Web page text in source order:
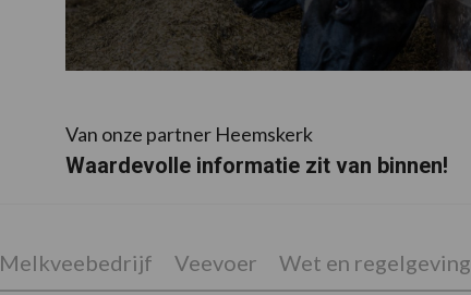
Van onze partner Heemskerk
Waardevolle informatie zit van binnen!
Melkveebedrijf Veevoer Wet en regelgeving